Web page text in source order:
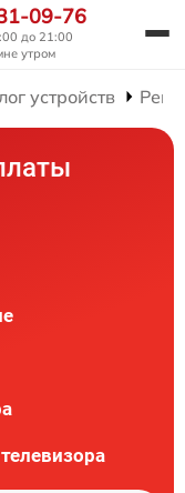
09-76
до 21:00
утром
устройств